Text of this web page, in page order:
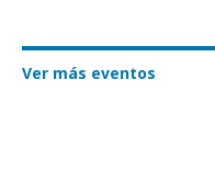
Ver más eventos